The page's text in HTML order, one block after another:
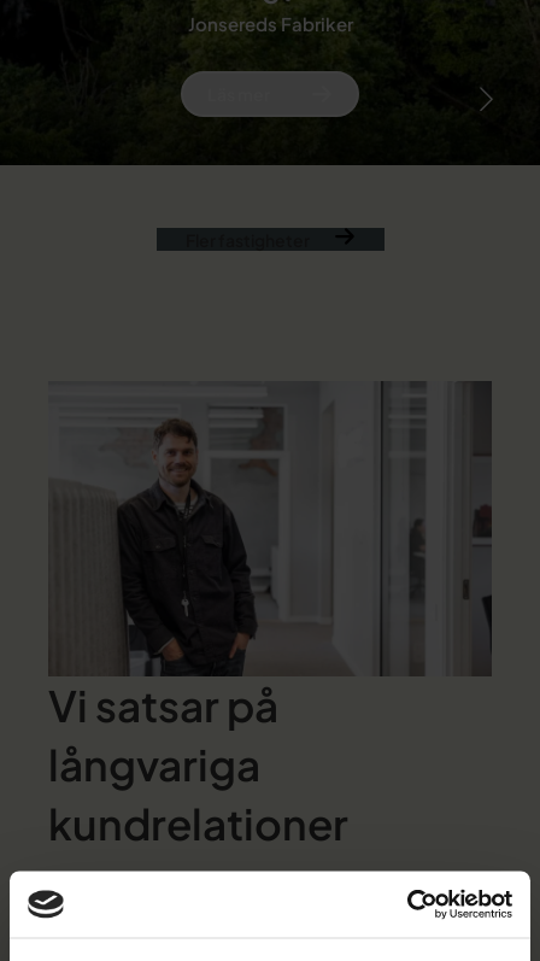
Jonsereds Fabriker
Vi satsar på
långvariga
kundrelationer
Vi på hantverkslokaler vill att våra kunder ska växa
tillsammans med oss. Vårt mål är att kunna ha lösningar